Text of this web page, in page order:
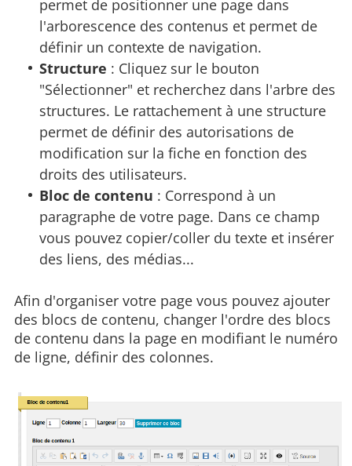
permet de positionner une page dans
l'arborescence des contenus et permet de
définir un contexte de navigation.
Structure : Cliquez sur le bouton
"Sélectionner" et recherchez dans l'arbre des
structures. Le rattachement à une structure
permet de définir des autorisations de
modification sur la fiche en fonction des
droits des utilisateurs.
Bloc de contenu : Correspond à un
paragraphe de votre page. Dans ce champ
vous pouvez copier/coller du texte et insérer
des liens, des médias...
Afin d'organiser votre page vous pouvez ajouter
des blocs de contenu, changer l'ordre des blocs
de contenu dans la page en modifiant le numéro
de ligne, définir des colonnes.